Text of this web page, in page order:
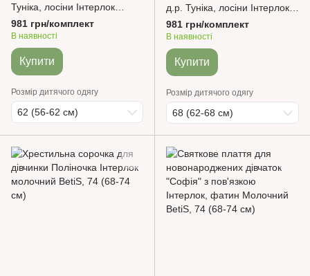
Туніка, лосіни Інтерлок
Молочний
981 грн/комплект
В наявності
Купити
Розмір дитячого одягу
62 (56-62 см)
д.р. Туніка, лосіни Інтерлок
Білий
981 грн/комплект
В наявності
Купити
Розмір дитячого одягу
68 (62-68 см)